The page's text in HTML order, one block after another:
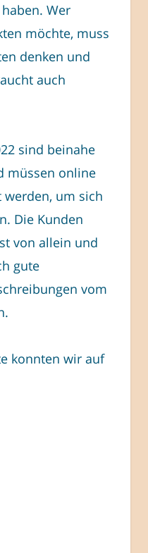
Wer
möchte, muss
denken und
auch
sind beinahe
müssen online
um sich
Die Kunden
von allein und
gute
vom
konnten wir auf